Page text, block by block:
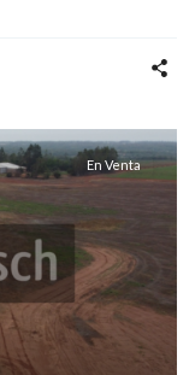
En Venta